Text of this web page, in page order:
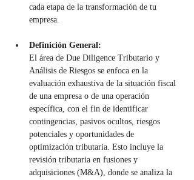
cada etapa de la transformación de tu
empresa.
Definición General:
El área de Due Diligence Tributario y
Análisis de Riesgos se enfoca en la
evaluación exhaustiva de la situación fiscal
de una empresa o de una operación
específica, con el fin de identificar
contingencias, pasivos ocultos, riesgos
potenciales y oportunidades de
optimización tributaria. Esto incluye la
revisión tributaria en fusiones y
adquisiciones (M&A), donde se analiza la